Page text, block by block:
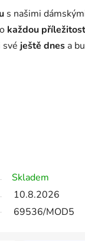
s našimi
každou příležitost
své ještě dnes a
Skladem
10.8.2026
69536/MOD5